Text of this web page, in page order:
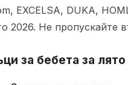
EXCELSA, DUKA,
2026. Не
за бебета за